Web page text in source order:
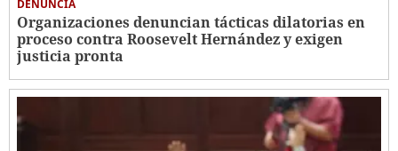
DENUNCIA
Organizaciones denuncian tácticas dilatorias en
proceso contra Roosevelt Hernández y exigen
justicia pronta